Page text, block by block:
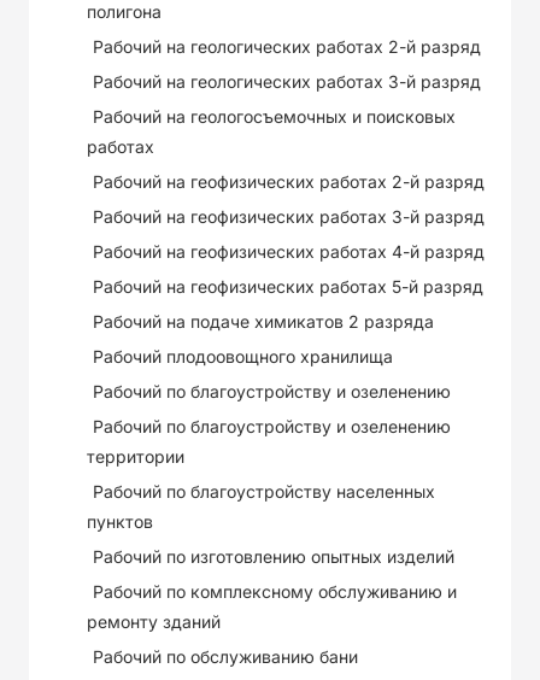
полигона
Рабочий на геологических работах 2-й разряд
Рабочий на геологических работах 3-й разряд
Рабочий на геологосъемочных и поисковых
работах
Рабочий на геофизических работах 2-й разряд
Рабочий на геофизических работах 3-й разряд
Рабочий на геофизических работах 4-й разряд
Рабочий на геофизических работах 5-й разряд
Рабочий на подаче химикатов 2 разряда
Рабочий плодоовощного хранилища
Рабочий по благоустройству и озеленению
Рабочий по благоустройству и озеленению
территории
Рабочий по благоустройству населенных
пунктов
Рабочий по изготовлению опытных изделий
Рабочий по комплексному обслуживанию и
ремонту зданий
Рабочий по обслуживанию бани